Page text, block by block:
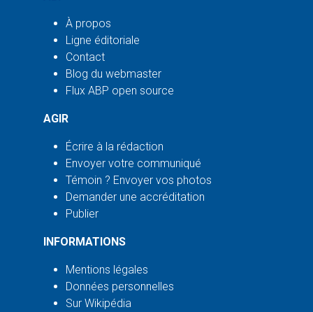
À propos
Ligne éditoriale
Contact
Blog du webmaster
Flux ABP open source
AGIR
Écrire à la rédaction
Envoyer votre communiqué
Témoin ? Envoyer vos photos
Demander une accréditation
Publier
INFORMATIONS
Mentions légales
Données personnelles
Sur Wikipédia